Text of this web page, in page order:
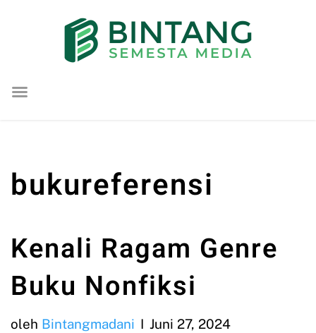
konten
bukureferensi
Kenali Ragam Genre
Buku Nonfiksi
oleh Bintangmadani Juni 27, 2024